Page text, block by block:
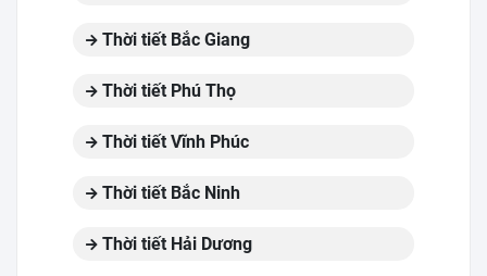
Thời tiết Bắc Giang
Thời tiết Phú Thọ
Thời tiết Vĩnh Phúc
Thời tiết Bắc Ninh
Thời tiết Hải Dương